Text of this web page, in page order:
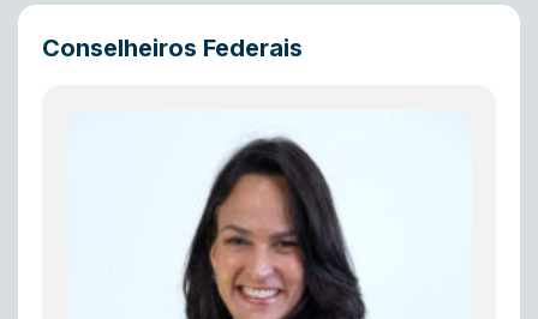
Conselheiros Federais